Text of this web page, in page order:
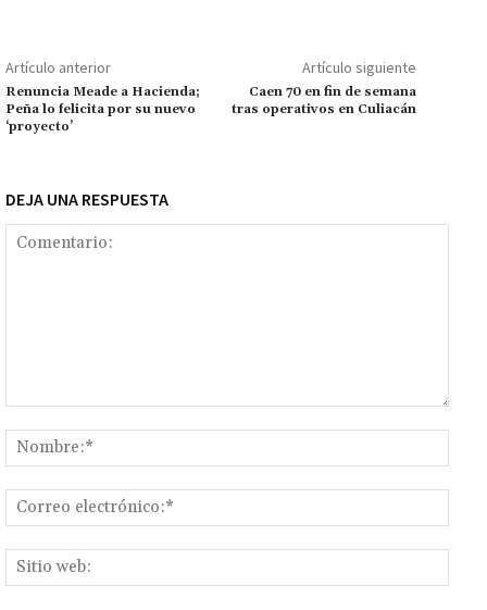
o
k
p
p
ge
r
m Li
n
k
p
ar
tir
Artículo anterior
Renuncia Meade a Hacienda;
Peña lo felicita por su nuevo
‘proyecto’
Artículo siguiente
Caen 70 en fin de semana
tras operativos en Culiacán
DEJA UNA RESPUESTA
web: